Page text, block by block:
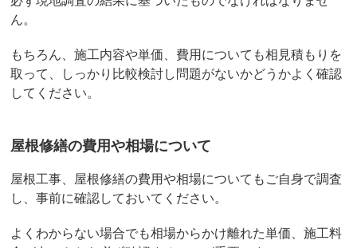
ん。
もちろん、施工内容や単価、費用についても相見積もりを
取って、しっかり比較検討し問題がないかどうかよく確認
してください。
屋根修繕の費用や相場について
屋根工事、屋根修繕の費用や相場についてもご自身で調査
し、事前に確認しておいてください。
よくわからない場合でも相場からかけ離れた単価、施工料